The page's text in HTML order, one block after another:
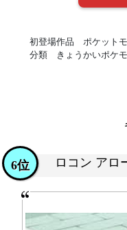
初登場作品 ポケットモ
分類 きょうかいポケ
ロコン アロ
6位